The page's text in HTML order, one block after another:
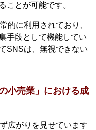
ことが可能です。
的に利用されており、
手段として機能してい
SNSは、無視できない
小売業」における成
広がりを見せています